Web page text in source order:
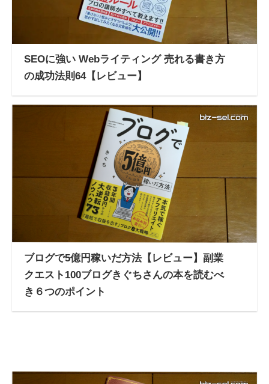
SEOに強い Webライティング 売れる書き方
の成功法則64【レビュー】
ブログで5億円稼いだ方法【レビュー】副業
クエスト100ブログきぐちさんの本を読むべ
き６つのポイント